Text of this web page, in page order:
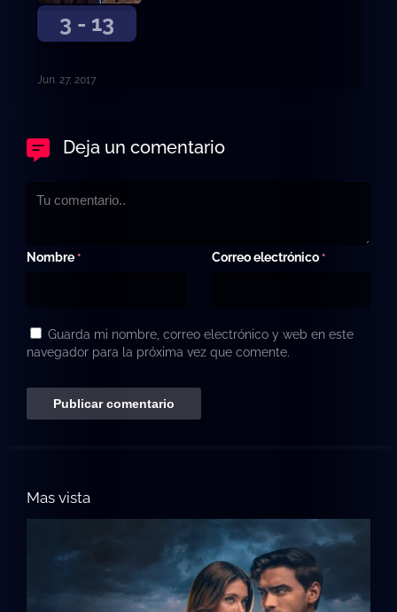
3 - 13
Jun. 27, 2017
Deja un comentario
Nombre * Correo electrónico *
Guarda mi nombre, correo electrónico y web en este
navegador para la próxima vez que comente.
Mas vista